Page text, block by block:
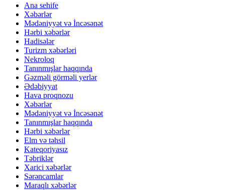
Ana sehife
Xəbərlər
Mədəniyyət və İncəsənət
Hərbi xəbərlər
Hadisələr
Turizm xəbərləri
Nekroloq
Tanınmışlar haqqında
Gəzməli görməli yerlər
Ədəbiyyat
Hava proqnozu
Xəbərlər
Mədəniyyət və İncəsənət
Tanınmışlar haqqında
Hərbi xəbərlər
Elm və təhsil
Kateqoriyasız
Təbriklər
Xarici xəbərlər
Sərəncamlar
Maraqlı xəbərlər